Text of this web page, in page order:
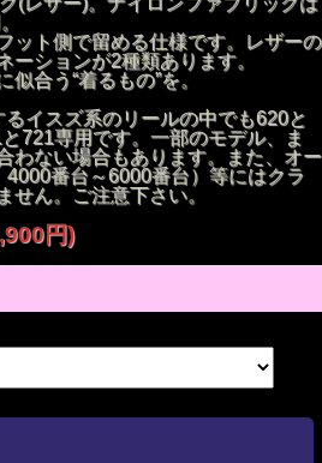
レGAIFU9100) × Leather
Side Brown Leather, Top Olive
× 80mm
ット側で留める仕様です。レザーの
ーションが2種類あります。
合う“着るもの”を。
イスズ系のリールの中でも620と
721専用です。一部のモデル、ま
わない場合もあります。また、オー
番台～6000番台）等にはクラ
せん。ご注意下さい。
円)